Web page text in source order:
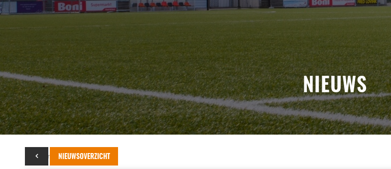
NIEUWS
NIEUWSOVERZICHT
01 maart 2014